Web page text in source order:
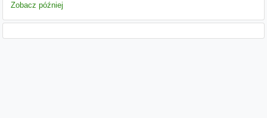
Zobacz później